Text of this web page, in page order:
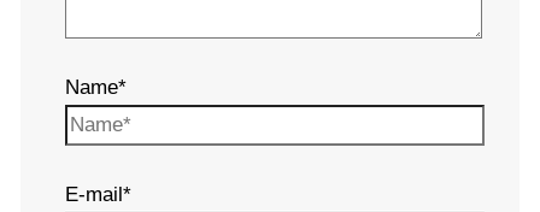
Name*
E-mail*